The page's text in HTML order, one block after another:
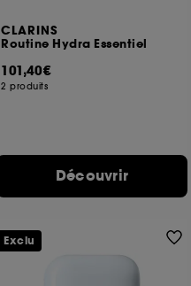
CLARINS
Routine Hydra Essentiel
101,40€
2 produits
Découvrir
Exclu